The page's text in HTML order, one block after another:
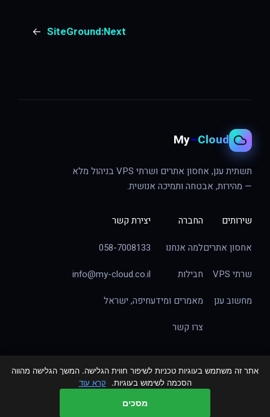
Next:
SiteGround
→
My–Cloud
תשתית ענן, אחסון אתרים ושרתי VPS בניהול מלא
— מהירות, אבטחה ותמיכה אנושית.
שירותים
אחסון אתרים
שרתי VPS
מחשוב ענן
החברה
למה אנחנו
חבילות
מאמרים ומידע
צרו קשר
יצירת קשר
058-7008133
info@my-cloud.co.il
חיפה, ישראל
אתר זה משתמש בעוגיות טכניות לשיפור חווית הגלישה. המשך הגלישה מהווה
הסכמה לשימוש בעוגיות.
קרא עוד
מסכים